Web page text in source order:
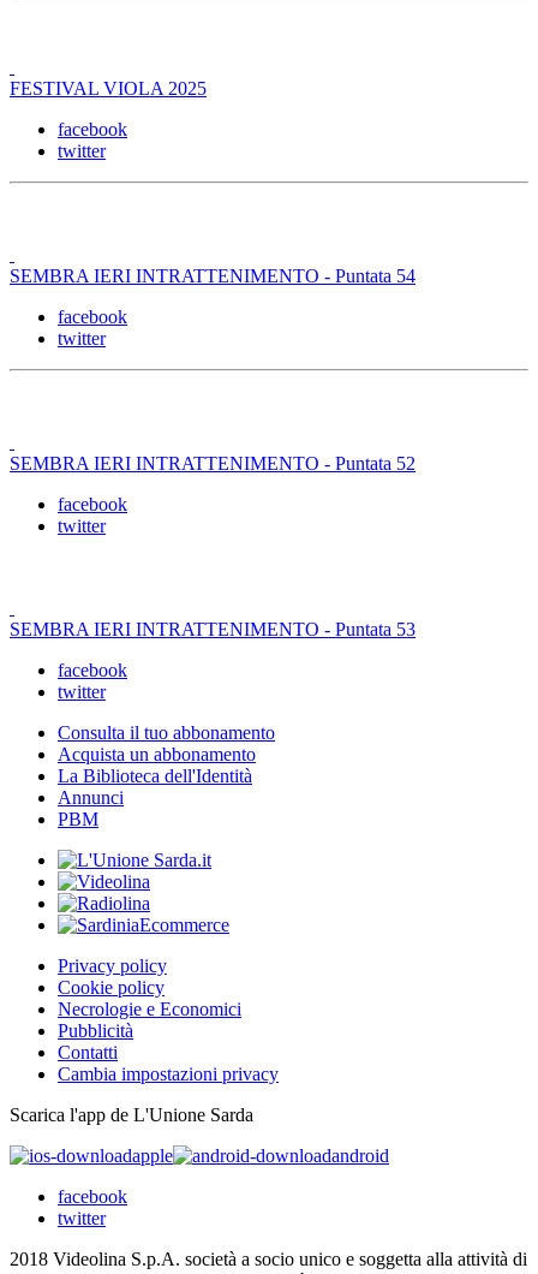
FESTIVAL VIOLA 2025
facebook
twitter
SEMBRA IERI INTRATTENIMENTO - Puntata 54
facebook
twitter
SEMBRA IERI INTRATTENIMENTO - Puntata 52
facebook
twitter
SEMBRA IERI INTRATTENIMENTO - Puntata 53
facebook
twitter
Consulta il tuo abbonamento
Acquista un abbonamento
La Biblioteca dell'Identità
Annunci
PBM
Privacy policy
Cookie policy
Necrologie e Economici
Pubblicità
Contatti
Cambia impostazioni privacy
Scarica l'app de L'Unione Sarda
apple
android
facebook
twitter
2018 Videolina S.p.A. società a socio unico e soggetta alla attività di